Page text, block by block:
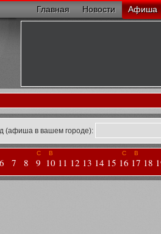
Главная Новости Афиша
(афиша в вашем городе):
6 7 8
С
9
В
10 11 12 13 14 15
С
16
В
17 18